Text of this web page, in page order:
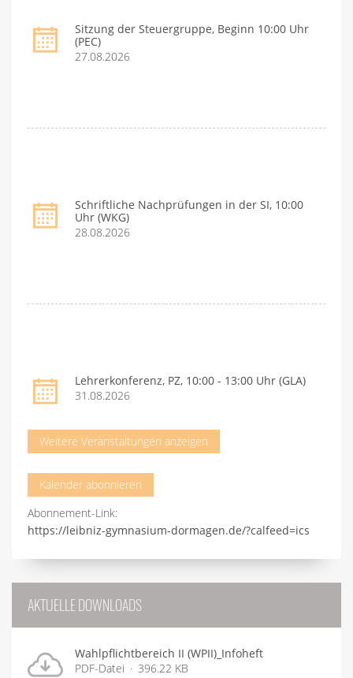
Sitzung der Steuergruppe, Beginn 10:00 Uhr
(PEC)
27.08.2026
Schriftliche Nachprüfungen in der SI, 10:00
Uhr (WKG)
28.08.2026
Lehrerkonferenz, PZ, 10:00 - 13:00 Uhr (GLA)
31.08.2026
Weitere Veranstaltungen anzeigen
Kalender abonnieren
Abonnement-Link:
https://leibniz-gymnasium-dormagen.de/?calfeed=ics
AKTUELLE DOWNLOADS
Wahlpflichtbereich II (WPII)_Infoheft
PDF-Datei
396.22 KB